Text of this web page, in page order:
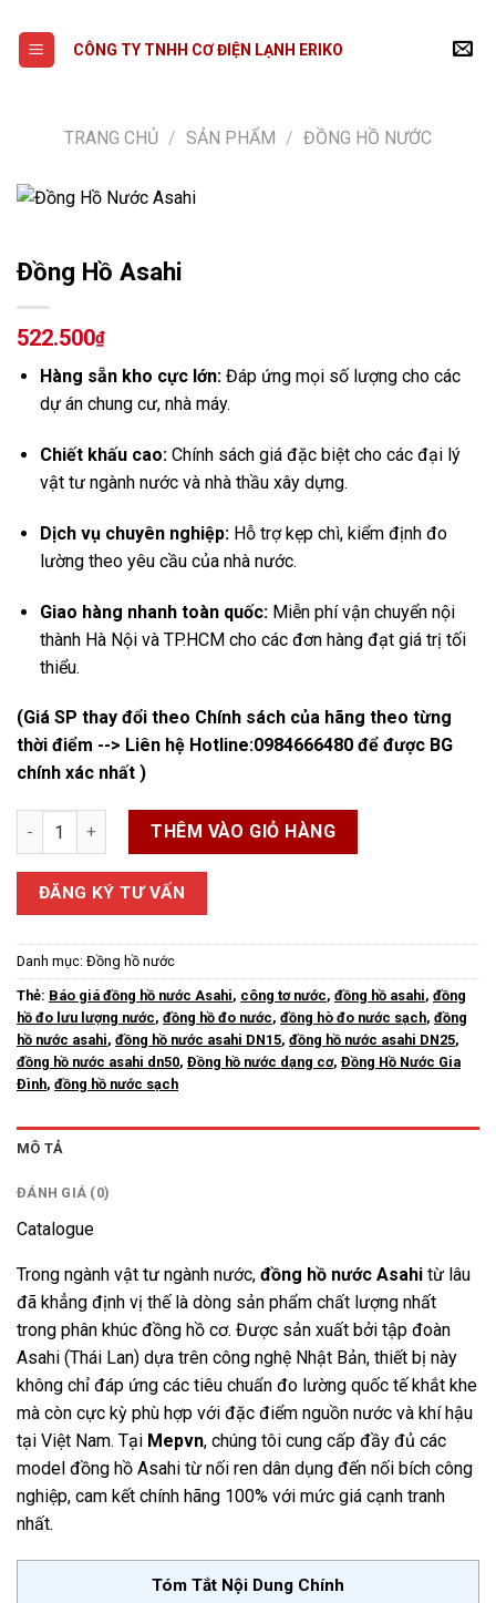
content
CÔNG TY TNHH CƠ ĐIỆN LẠNH ERIKO
TRANG CHỦ / SẢN PHẨM / ĐỒNG HỒ NƯỚC
Đồng Hồ Asahi
522.500₫
Hàng sẵn kho cực lớn:Đáp ứng mọi số lượng cho các
dự án chung cư, nhà máy.
Chiết khấu cao:Chính sách giá đặc biệt cho các đại lý
vật tư ngành nước và nhà thầu xây dựng.
Dịch vụ chuyên nghiệp:Hỗ trợ kẹp chì, kiểm định đo
lường theo yêu cầu của nhà nước.
Giao hàng nhanh toàn quốc:Miễn phí vận chuyển nội
thành Hà Nội và TP.HCM cho các đơn hàng đạt giá trị tối
thiểu.
(Giá SP thay đổi theo Chính sách của hãng theo từng
thời điểm --> Liên hệ Hotline:0984666480 để được BG
chính xác nhất )
Đồng Hồ Asahi số lượngTHÊM VÀO GIỎ HÀNG
ĐĂNG KÝ TƯ VẤN
Danh mục: Đồng hồ nước
Thẻ: Báo giá đồng hồ nước Asahi, công tơ nước, đồng hồ asahi, đồng
hồ đo lưu lượng nước, đồng hồ đo nước, đồng hò đo nước sạch, đồng
hồ nước asahi, đồng hồ nước asahi DN15, đồng hồ nước asahi DN25,
đồng hồ nước asahi dn50, Đồng hồ nước dạng cơ, Đồng Hồ Nước Gia
Đình, đồng hồ nước sạch
MÔ TẢ
ĐÁNH GIÁ (0)
Catalogue
Trong ngành vật tư ngành nước, đồng hồ nước Asahi từ lâu
đã khẳng định vị thế là dòng sản phẩm chất lượng nhất
trong phân khúc đồng hồ cơ. Được sản xuất bởi tập đoàn
Asahi (Thái Lan) dựa trên công nghệ Nhật Bản, thiết bị này
không chỉ đáp ứng các tiêu chuẩn đo lường quốc tế khắt khe
mà còn cực kỳ phù hợp với đặc điểm nguồn nước và khí hậu
tại Việt Nam. Tại Mepvn, chúng tôi cung cấp đầy đủ các
model đồng hồ Asahi từ nối ren dân dụng đến nối bích công
nghiệp, cam kết chính hãng 100% với mức giá cạnh tranh
nhất.
Tóm Tắt Nội Dung Chính